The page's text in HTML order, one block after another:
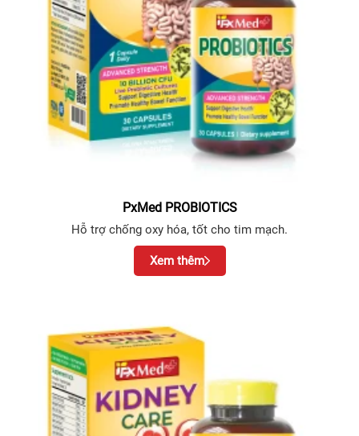
PxMed PROBIOTICS
Hỗ trợ chống oxy hóa, tốt cho tim mạch.
Xem thêm